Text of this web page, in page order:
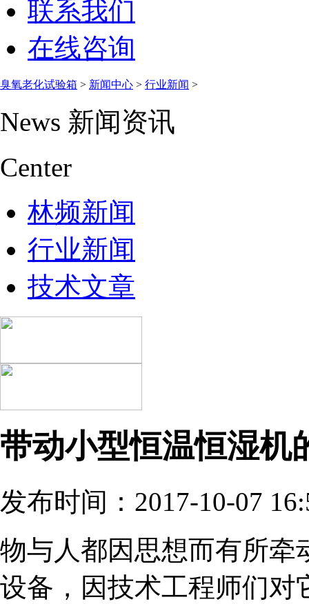
联系我们
在线咨询
臭氧老化试验箱 > 新闻中心 > 行业新闻 >
News 新闻资讯
Center
林频新闻
行业新闻
技术文章
带动小型恒温恒湿机
发布时间：2017-10-07
物与人都因思想而有所牵
设备，因技术工程师们对